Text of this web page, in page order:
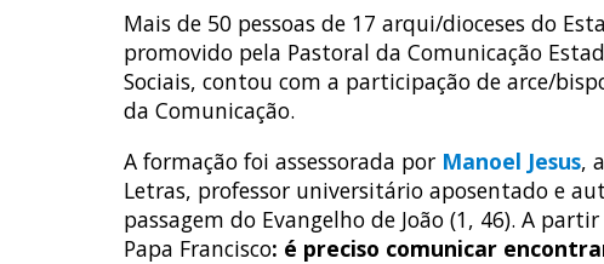
Mais de 50 pessoas de 17 arqui/dioceses do
promovido pela Pastoral da Comunicação
Sociais, contou com a participação de arce/
da Comunicação.
A formação foi assessorada por Manoel Jesus,
Letras, professor universitário aposentado e
passagem do Evangelho de João (1, 46). A
Papa Francisco: é preciso comunicar